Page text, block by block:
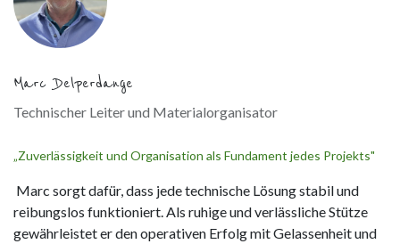
Marc Delperdange
Technischer Leiter und Materialorganisator
„Zuverlässigkeit und Organisation als Fundament jedes Projekts"
Marc sorgt dafür, dass jede technische Lösung stabil und
reibungslos funktioniert. Als ruhige und verlässliche Stütze
gewährleistet er den operativen Erfolg mit Gelassenheit und